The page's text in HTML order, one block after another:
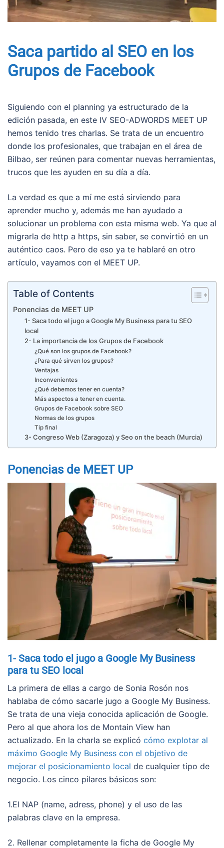
Saca partido al SEO en los
Grupos de Facebook
Siguiendo con el planning ya estructurado de la
edición pasada, en este IV SEO-ADWORDS MEET UP
hemos tenido tres charlas. Se trata de un encuentro
donde los profesionales, que trabajan en el área de
Bilbao, ser reúnen para comentar nuevas herramientas,
trucos que les ayuden en su día a día.
La verdad es que a mí me está sirviendo para
aprender mucho y, además me han ayudado a
solucionar un problema con esta misma web. Ya que al
migrarla de http a https, sin saber, se convirtió en un
auténtico caos. Pero de eso ya te hablaré en otro
artículo, vayamos con el MEET UP.
Table of Contents
Ponencias de MEET UP
1- Saca todo el jugo a Google My Business para tu SEO
local
2- La importancia de los Grupos de Facebook
¿Qué son los grupos de Facebook?
¿Para qué sirven los grupos?
Ventajas
Inconvenientes
¿Qué debemos tener en cuenta?
Más aspectos a tener en cuenta.
Grupos de Facebook sobre SEO
Normas de los grupos
Tip final
3- Congreso Web (Zaragoza) y Seo on the beach (Murcia)
Ponencias de MEET UP
1- Saca todo el jugo a Google My Business
para tu SEO local
La primera de ellas a cargo de Sonia Rosón nos
hablaba de cómo sacarle jugo a Google My Business.
Se trata de una vieja conocida aplicación de Google.
Pero al que ahora los de Montain View han
actualizado. En la charla se explicó cómo explotar al
máximo Google My Business con el objetivo de
mejorar el posicionamiento local de cualquier tipo de
negocio. Los cinco pilares básicos son:
1.El NAP (name, adress, phone) y el uso de las
palabras clave en la empresa.
2. Rellenar completamente la ficha de Google My